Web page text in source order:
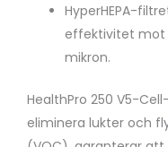
HyperHEPA-
effektivitet mot
mikron.
HealthPro 250 V5-
eliminera lukter och